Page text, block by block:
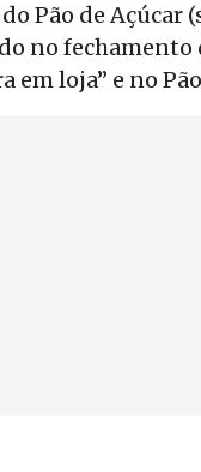
Pão de Açúcar
no fechamento
em loja” e no